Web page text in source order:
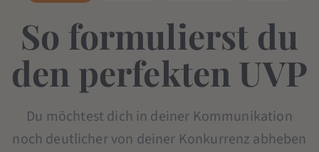
So formulierst du
den perfekten UVP
Du möchtest dich in deiner Kommunikation
noch deutlicher von deiner Konkurrenz abheben